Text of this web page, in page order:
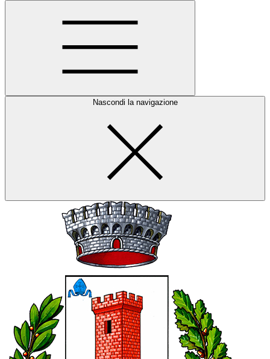
Nascondi la navigazione